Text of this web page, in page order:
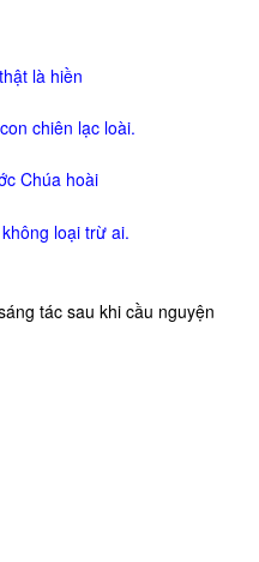
là hiền
chiên lạc loài.
Chúa hoài
loại trừ ai.
tác sau khi cầu nguyện